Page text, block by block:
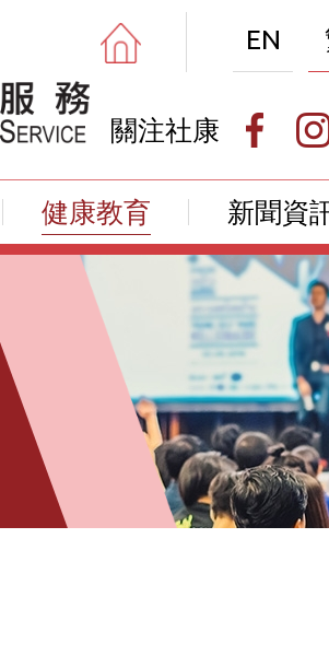
EN
關注社康
健康教育 新聞資